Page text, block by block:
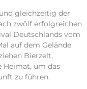
gleichzeitig der
zwölf erfolgreichen
Deutschlands vom
auf dem Gelände
Bierzelt,
Heimat, um das
zu führen.